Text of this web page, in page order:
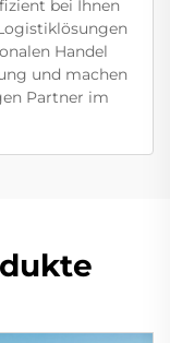
bei Ihnen
Handel
und machen
Partner im